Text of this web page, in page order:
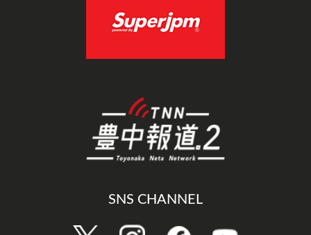
SNS CHANNEL